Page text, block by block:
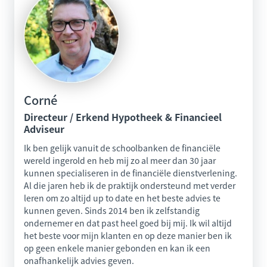
Corné
Directeur / Erkend Hypotheek & Financieel
Adviseur
Ik ben gelijk vanuit de schoolbanken de financiële
wereld ingerold en heb mij zo al meer dan 30 jaar
kunnen specialiseren in de financiële dienstverlening.
Al die jaren heb ik de praktijk ondersteund met verder
leren om zo altijd up to date en het beste advies te
kunnen geven. Sinds 2014 ben ik zelfstandig
ondernemer en dat past heel goed bij mij. Ik wil altijd
het beste voor mijn klanten en op deze manier ben ik
op geen enkele manier gebonden en kan ik een
onafhankelijk advies geven.